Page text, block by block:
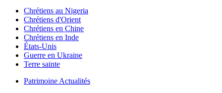
Chrétiens au Nigeria
Chrétiens d'Orient
Chrétiens en Chine
Chrétiens en Inde
États-Unis
Guerre en Ukraine
Terre sainte
Patrimoine Actualités